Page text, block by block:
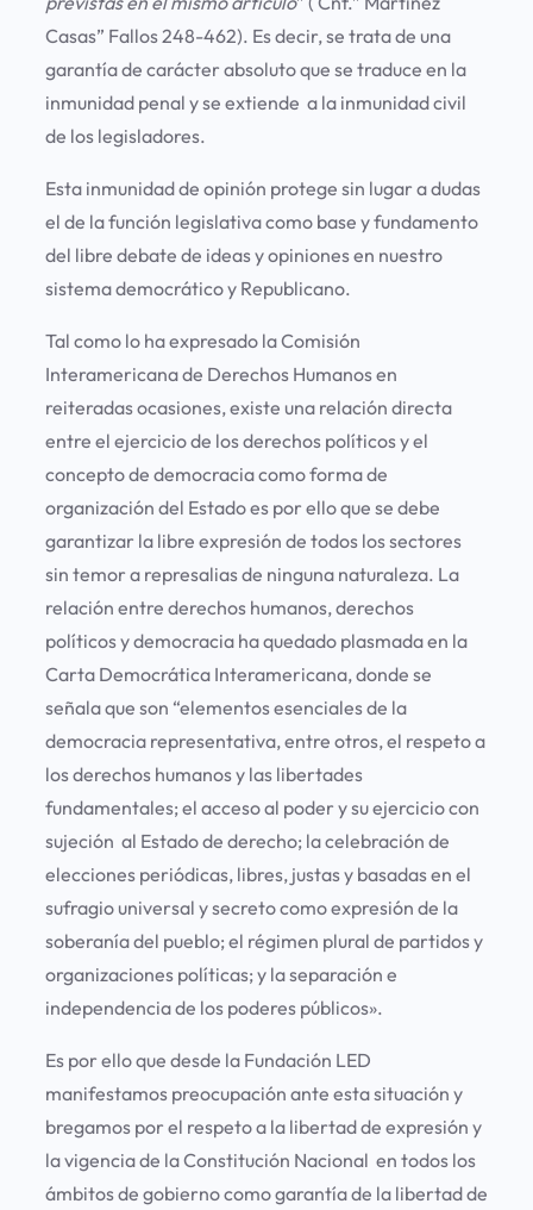
Casas” Fallos 248-462). Es decir, se trata de una
garantía de carácter absoluto que se traduce en la
inmunidad penal y se extiende a la inmunidad civil
de los legisladores.
Esta inmunidad de opinión protege sin lugar a dudas
el de la función legislativa como base y fundamento
del libre debate de ideas y opiniones en nuestro
sistema democrático y Republicano.
Tal como lo ha expresado la Comisión
Interamericana de Derechos Humanos en
reiteradas ocasiones, existe una relación directa
entre el ejercicio de los derechos políticos y el
concepto de democracia como forma de
organización del Estado es por ello que se debe
garantizar la libre expresión de todos los sectores
sin temor a represalias de ninguna naturaleza. La
relación entre derechos humanos, derechos
políticos y democracia ha quedado plasmada en la
Carta Democrática Interamericana, donde se
señala que son “elementos esenciales de la
democracia representativa, entre otros, el respeto a
los derechos humanos y las libertades
fundamentales; el acceso al poder y su ejercicio con
sujeción al Estado de derecho; la celebración de
elecciones periódicas, libres, justas y basadas en el
sufragio universal y secreto como expresión de la
soberanía del pueblo; el régimen plural de partidos y
organizaciones políticas; y la separación e
independencia de los poderes públicos».
Es por ello que desde la Fundación LED
manifestamos preocupación ante esta situación y
bregamos por el respeto a la libertad de expresión y
la vigencia de la Constitución Nacional en todos los
ámbitos de gobierno como garantía de la libertad de